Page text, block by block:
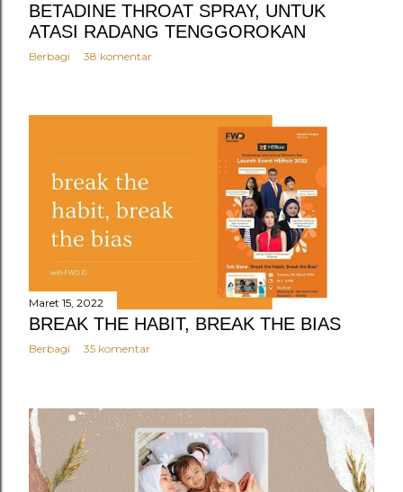
BETADINE THROAT SPRAY, UNTUK
ATASI RADANG TENGGOROKAN
Berbagi 38 komentar
Maret 15, 2022
BREAK THE HABIT, BREAK THE BIAS
Berbagi 35 komentar